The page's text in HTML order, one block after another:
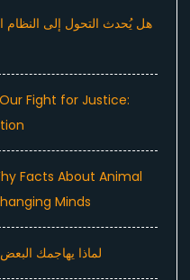
هل يُحدث التحول إلى النظام
Fight for Justice:
Facts About Animal
Minds
لماذا يهاجمك